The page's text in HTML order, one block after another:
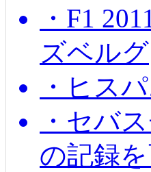
・F1
ズベルグ
・ヒス
・セバ
の記録